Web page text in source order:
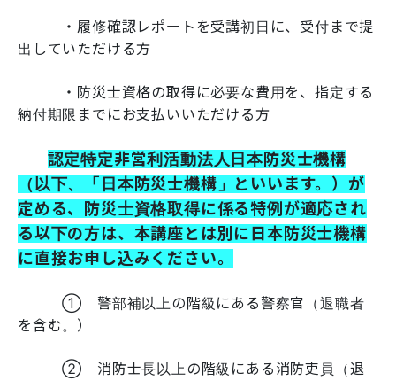
・履修確認レポートを受講初日に、受付まで提
出していただける方
・防災士資格の取得に必要な費用を、指定する
納付期限までにお支払いいただける方
認定特定非営利活動法人日本防災士機構
（以下、「日本防災士機構」といいます。）が
定める、防災士資格取得に係る特例が適応され
る以下の方は、本講座とは別に日本防災士機構
に直接お申し込みください。
① 警部補以上の階級にある警察官（退職者
を含む。）
② 消防士長以上の階級にある消防吏員（退